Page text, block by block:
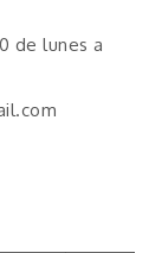
de lunes a